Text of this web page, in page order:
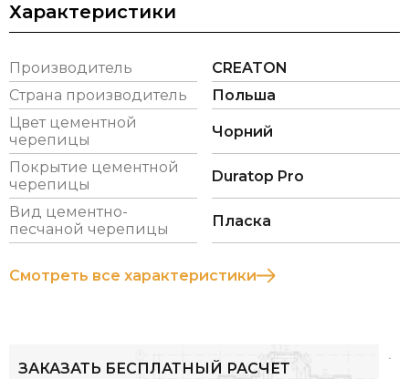
Черепица стойкая и прочная – она отлично
Гидроизоляция обеспечивается достаточно
высокими боковыми замками, которые
предотвращают протекание воды через
наклонную крышу. Плитка не обрастает мхом и не
накапливает грязь.
Размеры (прибл.)
334 x 420
(прибл.)
мм
Характеристики
Производитель
CREATON
Страна производитель
Польша
Цвет цементной
черепицы
Чорний
Покрытие цементной
черепицы
Duratop Pro
Вид цементно-
песчаной черепицы
Пласка
Смотреть все характеристики
ЗАКАЗАТЬ БЕСПЛАТНЫЙ РАСЧЕТ